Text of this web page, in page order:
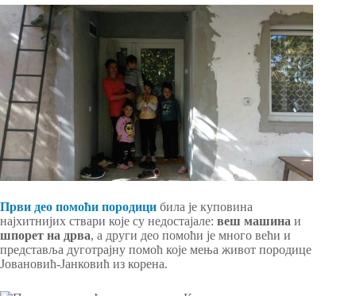
Први део помоћи породици била је куповина
најхитнијих ствари које су недостајале: веш машина и
шпорет на дрва, а други део помоћи је много већи и
представља дуготрајну помоћ које мења живот породице
Јовановић-Јанковић из корена.